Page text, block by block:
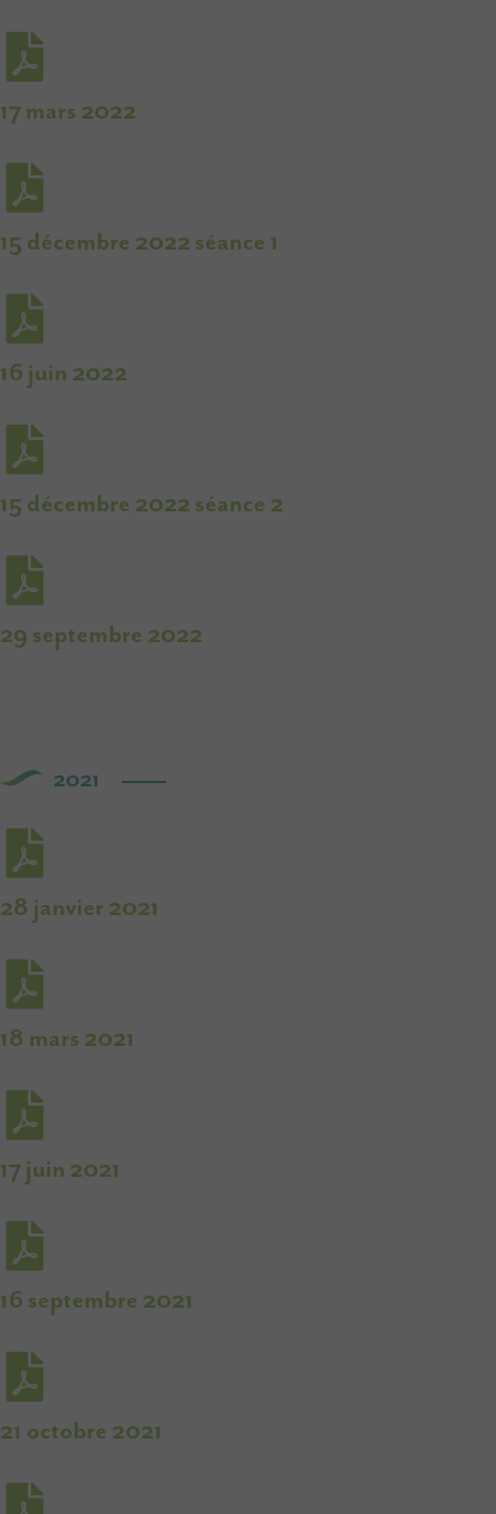
17 mars 2022
15 décembre 2022 séance 1
16 juin 2022
15 décembre 2022 séance 2
29 septembre 2022
2021
28 janvier 2021
18 mars 2021
17 juin 2021
16 septembre 2021
21 octobre 2021